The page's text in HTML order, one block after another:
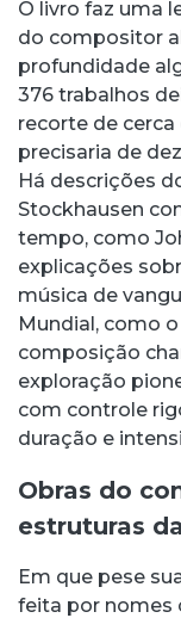
O livro faz uma
do compositor
profundidade
376 trabalhos
recorte de cerca
precisaria de
Há descrições
Stockhausen
tempo, como
explicações
música de
Mundial, como
composição
exploração
com controle
duração e
Obras do
estruturas
Em que pese
feita por nomes